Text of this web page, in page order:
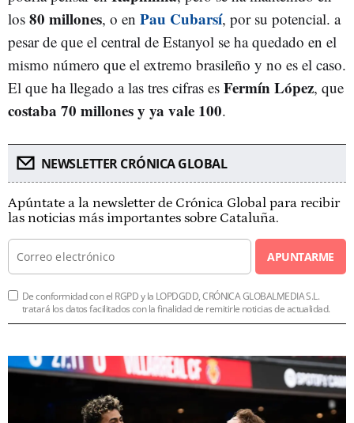
los 80 millones, o en Pau Cubarsí, por su potencial. a
pesar de que el central de Estanyol se ha quedado en el
mismo número que el extremo brasileño y no es el caso.
El que ha llegado a las tres cifras es Fermín López, que
costaba 70 millones y ya vale 100.
NEWSLETTER CRÓNICA GLOBAL
Apúntate a la newsletter de Crónica Global para recibir
las noticias más importantes sobre Cataluña.
APUNTARME
De conformidad con el RGPD y la LOPDGDD, CRÓNICA GLOBALMEDIA S.L.
tratará los datos facilitados con la finalidad de remitirle noticias de actualidad.